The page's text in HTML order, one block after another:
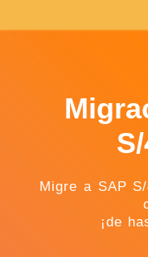
Migre a SAP
¡de